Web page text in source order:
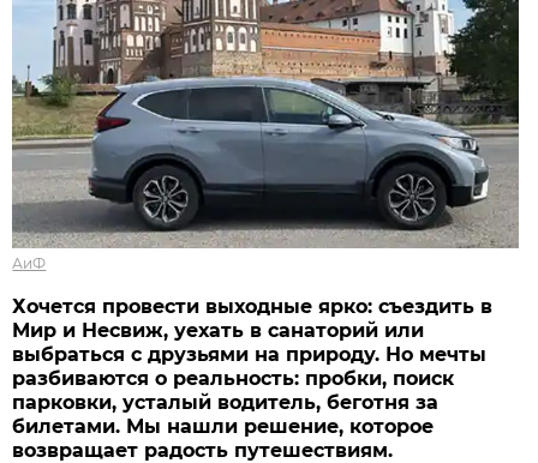
АиФ
Хочется провести выходные ярко: съездить в
Мир и Несвиж, уехать в санаторий или
выбраться с друзьями на природу. Но мечты
разбиваются о реальность: пробки, поиск
парковки, усталый водитель, беготня за
билетами. Мы нашли решение, которое
возвращает радость путешествиям.